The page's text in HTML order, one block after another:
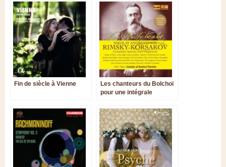
Fin de siècle à Vienne
Les chanteurs du Bolchoï
pour une intégrale
Rimski Korsakov